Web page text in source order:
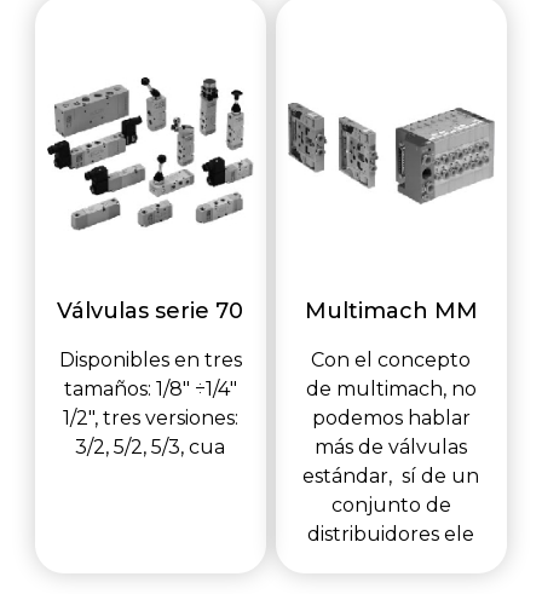
Válvulas serie 70
Disponibles en tres
tamaños: 1/8" ÷1/4"
1/2", tres versiones:
3/2, 5/2, 5/3, cua
Multimach MM
Con el concepto
de multimach, no
podemos hablar
más de válvulas
estándar, sí de un
conjunto de
distribuidores ele